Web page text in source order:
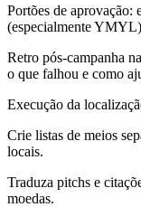
Portões de aprovação:
(especialmente
Retro pós-campanha
o que falhou e como
Execução da
Crie listas de meios
locais.
Traduza pitchs e
moedas.